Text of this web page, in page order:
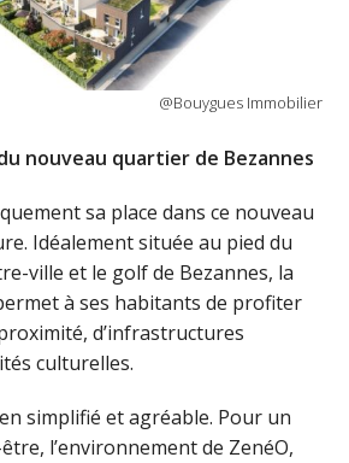
@Bouygues Immobilier
nouveau quartier de Bezannes
sa place dans ce nouveau
Idéalement située au pied du
ville et le golf de Bezannes, la
à ses habitants de profiter
d’infrastructures
culturelles.
simplifié et agréable. Pour un
l’environnement de ZenéO,